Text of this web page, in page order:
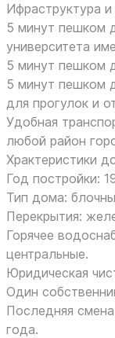
Ифраструктура
5 минут пешком
университета
5 минут пешком
5 минут пешком
для прогулок и
Удобная
любой район
Храктеристики
Год постройки:
Тип дома:
Перекрытия:
Горячее
центральные.
Юридическая
Один
Последняя
года.